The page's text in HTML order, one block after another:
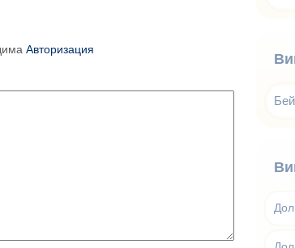
Авторизация